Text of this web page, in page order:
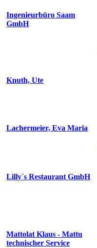
Ingenieurbüro Saam
GmbH
Knuth, Ute
Lachermeier, Eva Maria
Lilly´s Restaurant GmbH
Mattolat Klaus - Mattu
technischer Service